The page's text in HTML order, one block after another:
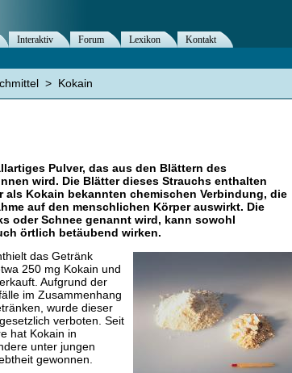
Pulver, das aus den Blättern des
wird. Die Blätter dieses Strauchs enthalten
als Kokain bekannten chemischen Verbindung, die
auf den menschlichen Körper auswirkt. Die
oder Schnee genannt wird, kann sowohl
örtlich betäubend wirken.
das Getränk
250 mg Kokain und
Aufgrund der
im Zusammenhang
wurde dieser
verboten. Seit
hat Kokain in
unter jungen
gewonnen.
Interaktiv Forum Lexikon
Kontakt
> Kokain